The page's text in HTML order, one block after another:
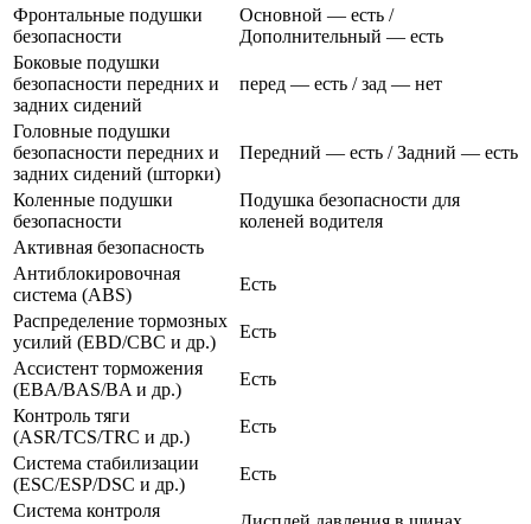
Фронтальные подушки
безопасности
Основной — есть /
Дополнительный — есть
Боковые подушки
безопасности передних и
задних сидений
перед — есть / зад — нет
Головные подушки
безопасности передних и
задних сидений (шторки)
Передний — есть / Задний — есть
Коленные подушки
безопасности
Подушка безопасности для
коленей водителя
Активная безопасность
Антиблокировочная
система (ABS)
Есть
Распределение тормозных
усилий (EBD/CBC и др.)
Есть
Ассистент торможения
(EBA/BAS/BA и др.)
Есть
Контроль тяги
(ASR/TCS/TRC и др.)
Есть
Система стабилизации
(ESC/ESP/DSC и др.)
Есть
Система контроля